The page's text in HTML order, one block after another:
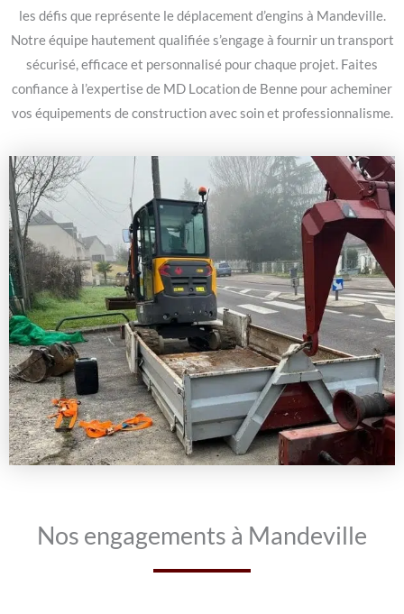
les défis que représente le déplacement d’engins à Mandeville.
Notre équipe hautement qualifiée s’engage à fournir un transport
sécurisé, efficace et personnalisé pour chaque projet. Faites
confiance à l’expertise de MD Location de Benne pour acheminer
vos équipements de construction avec soin et professionnalisme.
Nos engagements à Mandeville